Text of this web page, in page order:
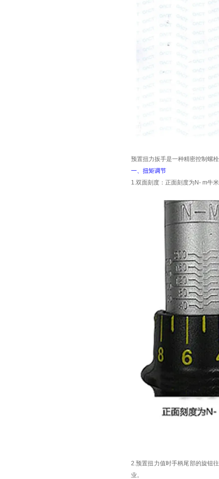
预置扭力扳手是一种精密控制螺
一、扭矩调节
1. 双面刻度：正面刻度为N- m牛
2. 预置扭力值时手柄尾部的旋钮
业。